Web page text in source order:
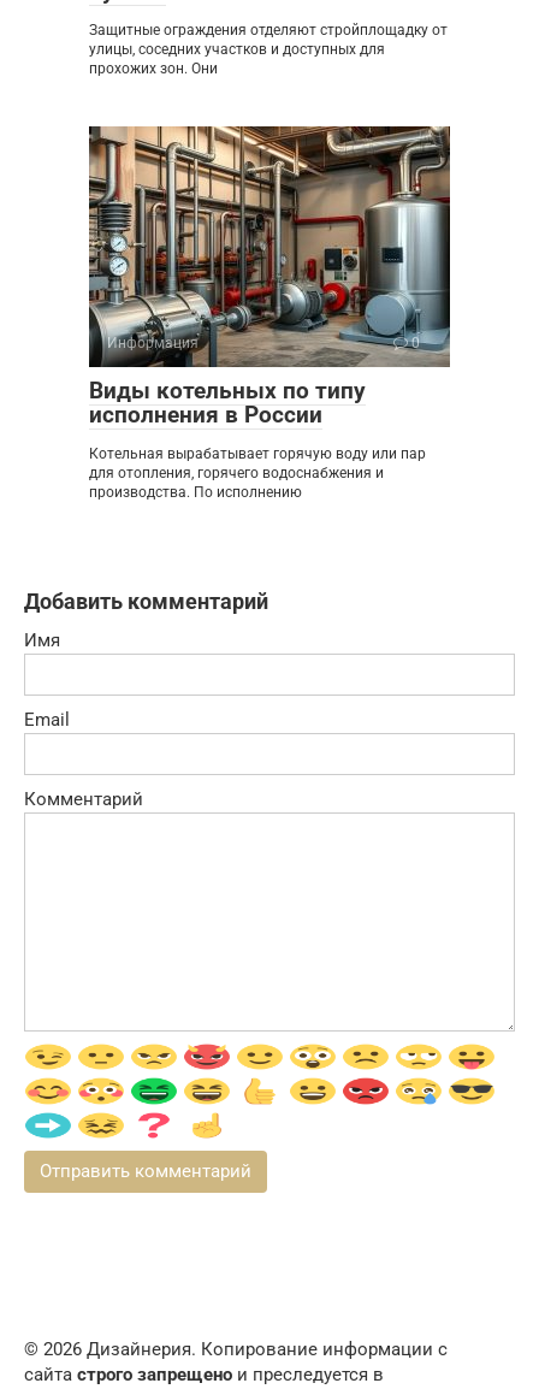
Защитные ограждения отделяют стройплощадку от
улицы, соседних участков и доступных для
прохожих зон. Они
Информация 0
Виды котельных по типу
исполнения в России
Котельная вырабатывает горячую воду или пар
для отопления, горячего водоснабжения и
производства. По исполнению
Добавить комментарий
Имя
Email
Комментарий
© 2026 Дизайнерия. Копирование информации с
сайта строго запрещено и преследуется в